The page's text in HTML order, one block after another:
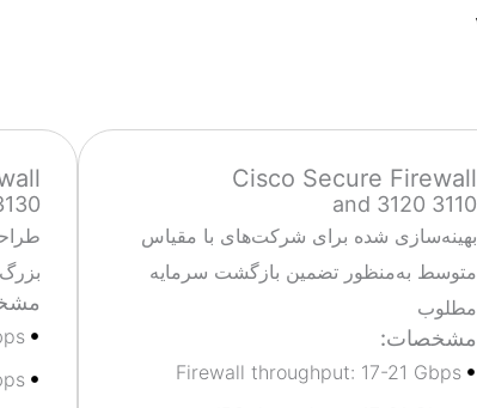
Cisco Secure Firewall
3110 and 3120
بهینه‌سازی شده برای شرکت‌های با مقیاس
متوسط به‌منظور تضمین بازگشت سرمایه
مطلوب
مشخصات:
Firewall throughput: 17-21 Gbps
and 3140